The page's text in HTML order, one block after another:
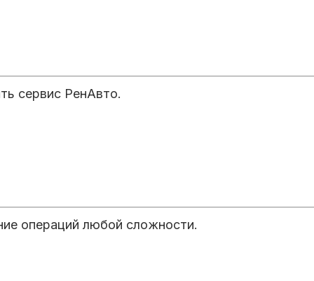
сервис РенАвто.
операций любой сложности.